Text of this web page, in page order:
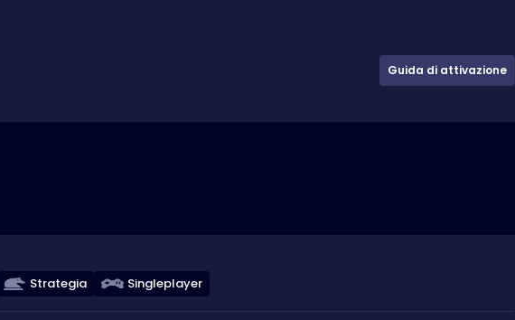
Guida di attivazione
Strategia Singleplayer